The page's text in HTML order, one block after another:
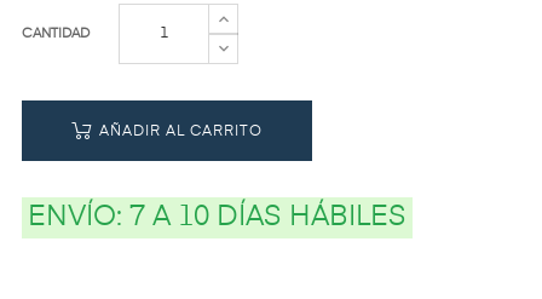
CANTIDAD
AÑADIR AL CARRITO
ENVÍO: 7 A 10 DÍAS HÁBILES